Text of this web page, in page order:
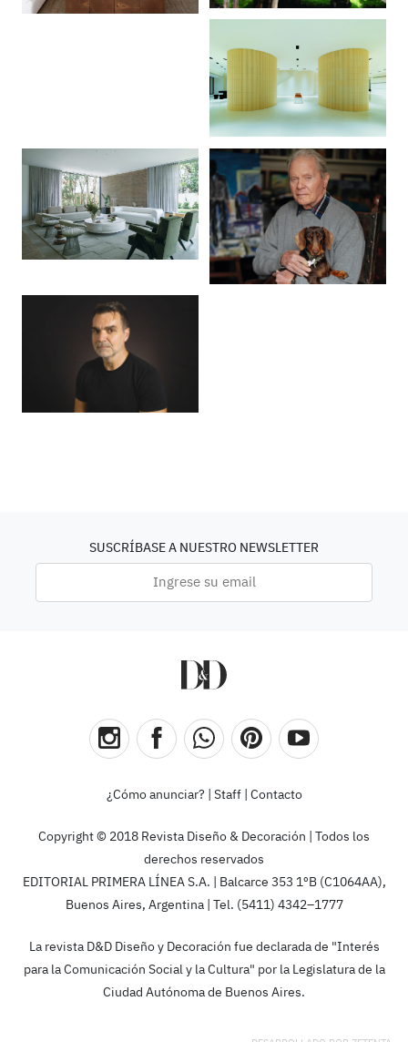
SUSCRÍBASE A NUESTRO NEWSLETTER
¿Cómo anunciar? Staff| Contacto
Copyright © 2018 Revista Diseño & Decoración | Todos los
derechos reservados
EDITORIAL PRIMERA LÍNEA S.A. | Balcarce 353 1ºB (C1064AA),
Buenos Aires, Argentina | Tel. (5411) 4342–1777
La revista D&D Diseño y Decoración fue declarada de "Interés
para la Comunicación Social y la Cultura" por la Legislatura de la
Ciudad Autónoma de Buenos Aires.